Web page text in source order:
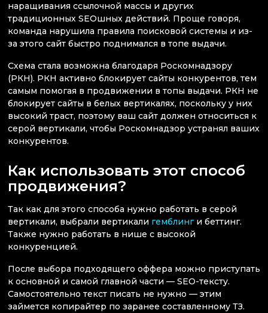
наращивания ссылочной массы и других
традиционных SEOшных действий. Проще говоря,
команда нарушила правила поисковой системы и из-
за этого сайт быстро поднимался в топе выдачи.
Схема стала возможна благодаря Роскомнадзору
(РКН). РКН активно блокирует сайты конкурентов, тем
самым помогая в продвижении в топы выдачи. РКН не
блокирует сайты в белых вертикалях, поскольку у них
высокий траст, поэтому ваш сайт должен относиться к
серой вертикали, чтобы Роскомнадзор устранял ваших
конкурентов.
Как использовать этот способ
продвижения?
Так как для этого способа нужно работать в серой
вертикали, выбрали вертикали гемблинги беттинг.
Также нужно работать в нише с высокой
конкуренцией.
После выбора подходящего оффера можно приступать
к основной и самой главной части — SEO-тексту.
Самостоятельно текст писать не нужно — этим
займется копирайтер по заранее составленному ТЗ.